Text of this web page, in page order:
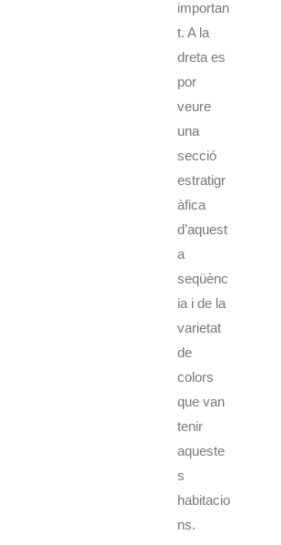
importan
t. A la
dreta es
por
veure
una
secció
estratigr
àfica
d’aquest
a
seqüènc
ia i de la
varietat
de
colors
que van
tenir
aqueste
s
habitacio
ns.